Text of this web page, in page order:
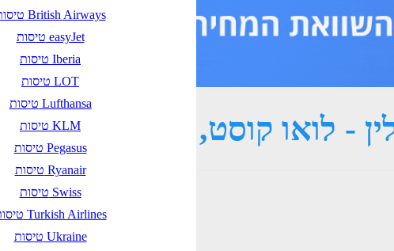
טיסות British Airways
טיסות easyJet
טיסות Iberia
טיסות LOT
טיסות Lufthansa
טיסות KLM
טיסות Pegasus
טיסות Ryanair
טיסות Swiss
טיסות Turkish Airlines
טיסות Ukraine
- לואו קוסט, טיסת שכר